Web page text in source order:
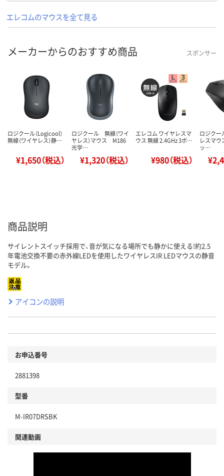
エレコムのマウスを全て見る
メーカーからのおすすめ商品 スポンサー
ロジクール（Logicool）
無線（ワイヤレス）静…
¥1,650（税込）
ロジクール 無線（ワイ
ヤレス）マウス M186
光学…
¥1,320（税込）
エレコム ワイヤレスマ
ウス 無線 2.4GHz 3ボ…
¥980（税込）
ロジクー
レスマウ
ッ…
商品説明
サイレントスイッチ採用で、音が気になる場所でも静かに使える!約2.5
年電池交換不要の赤外線LEDを使用したワイヤレスIR LEDマウスの静音
モデル。
アイコンの説明
お申込番号
2881398
型番
M-IR07DRSBK
関連動画